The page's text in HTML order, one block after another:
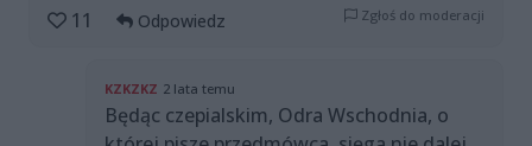
11
Odpowiedz Zgłoś do moderacji
KZKZKZ 2 lata temu
Będąc czepialskim, Odra Wschodnia, o